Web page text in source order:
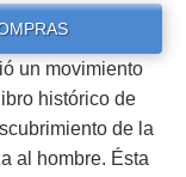
un movimiento
histórico de
de la
al hombre. Ésta